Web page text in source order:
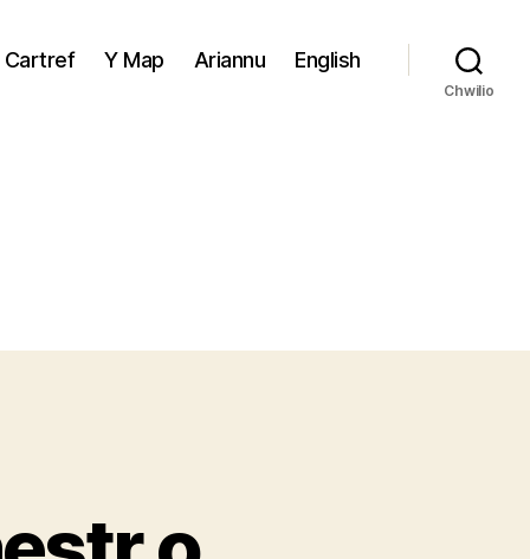
Cartref Y Map Ariannu English
Chwilio